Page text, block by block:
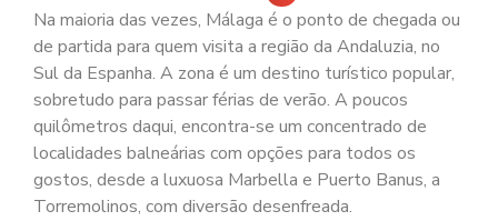
Na maioria das vezes, Málaga é o ponto de chegada ou
de partida para quem visita a região da Andaluzia, no
Sul da Espanha. A zona é um destino turístico popular,
sobretudo para passar férias de verão. A poucos
quilômetros daqui, encontra-se um concentrado de
localidades balneárias com opções para todos os
gostos, desde a luxuosa Marbella e Puerto Banus, a
Torremolinos, com diversão desenfreada.